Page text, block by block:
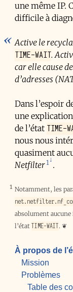
une même IP.
difficile à
Active le
TIME-WAIT.
car elle cause
d’adresses (
Dans l’espoir
une
de l’état TIME-
nous nous
quasiment
Netfilter1 .
1 Notamment, les
absolument
l’état TIME-WAIT. ❦
À propos de
Mission
Problèmes
Table des